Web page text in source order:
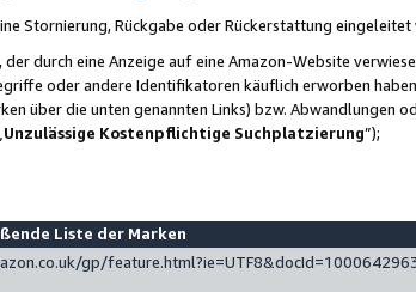
Stornierung, Rückgabe oder Rückerstattung eingeleitet
durch eine Anzeige auf eine Amazon-Website
oder andere Identifikatoren käuflich erworben
über die unten genannten Links) bzw. Abwandlungen
Unzulässige Kostenpflichtige Suchplatzierung”);
Liste der Marken
gp/